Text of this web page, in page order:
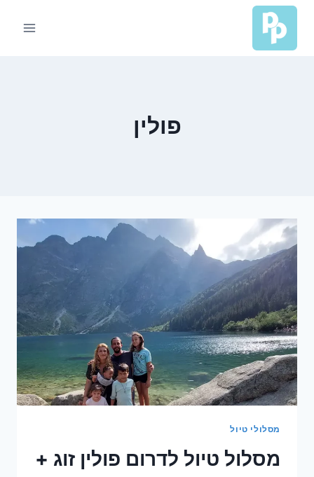
Skip
content
פולין
מסלולי טיול
מסלול טיול לדרום פולין זוג +